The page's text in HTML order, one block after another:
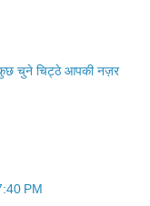
चुने चिट्ठे आपकी नज़र
PM